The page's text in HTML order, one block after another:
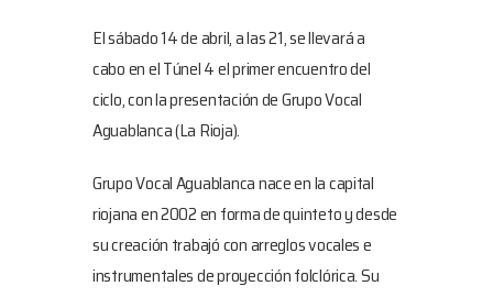
El sábado 14 de abril, a las 21, se llevará a
cabo en el Túnel 4 el primer encuentro del
ciclo, con la presentación de Grupo Vocal
Aguablanca (La Rioja).
Grupo Vocal Aguablanca nace en la capital
riojana en 2002 en forma de quinteto y desde
su creación trabajó con arreglos vocales e
instrumentales de proyección folclórica. Su